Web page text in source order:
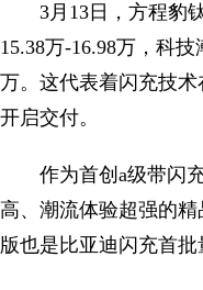
3月13日，方程豹
15.38万-16.98万，科
万。这代表着闪充技
开启交付。
作为首创a级带闪
高、潮流体验超强的
版也是比亚迪闪充首